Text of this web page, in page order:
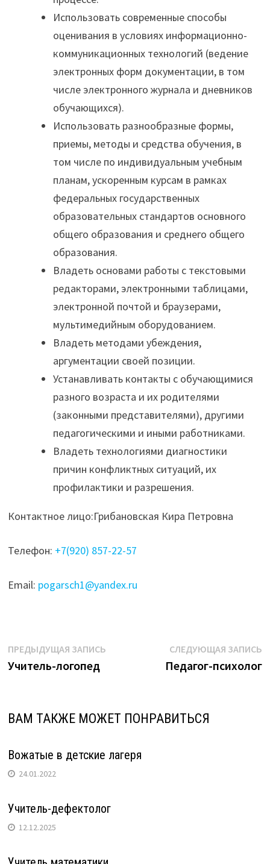
Использовать современные способы
оценивания в условиях информационно-
коммуникационных технологий (ведение
электронных форм документации, в том
числе электронного журнала и дневников
обучающихся).
Использовать разнообразные формы,
приемы, методы и средства обучения, в
том числе по индивидуальным учебным
планам, ускоренным курсам в рамках
федеральных государственных
образовательных стандартов основного
общего образования и среднего общего
образования.
Владеть основами работы с текстовыми
редакторами, электронными таблицами,
электронной почтой и браузерами,
мультимедийным оборудованием.
Владеть методами убеждения,
аргументации своей позиции.
Устанавливать контакты с обучающимися
разного возраста и их родителями
(законными представителями), другими
педагогическими и иными работниками.
Владеть технологиями диагностики
причин конфликтных ситуаций, их
профилактики и разрешения.
Контактное лицо:Грибановская Кира Петровна
Телефон: +7(920) 857-22-57
Email: pogarsch1@yandex.ru
Навигация
по
ПРЕДЫДУЩАЯ ЗАПИСЬ
Учитель-логопед
СЛЕДУЮЩАЯ ЗАПИСЬ
Педагог-психолог
ВАМ ТАКЖЕ МОЖЕТ ПОНРАВИТЬСЯ
Вожатые в детские лагеря
24.01.2022
Учитель-дефектолог
12.12.2025